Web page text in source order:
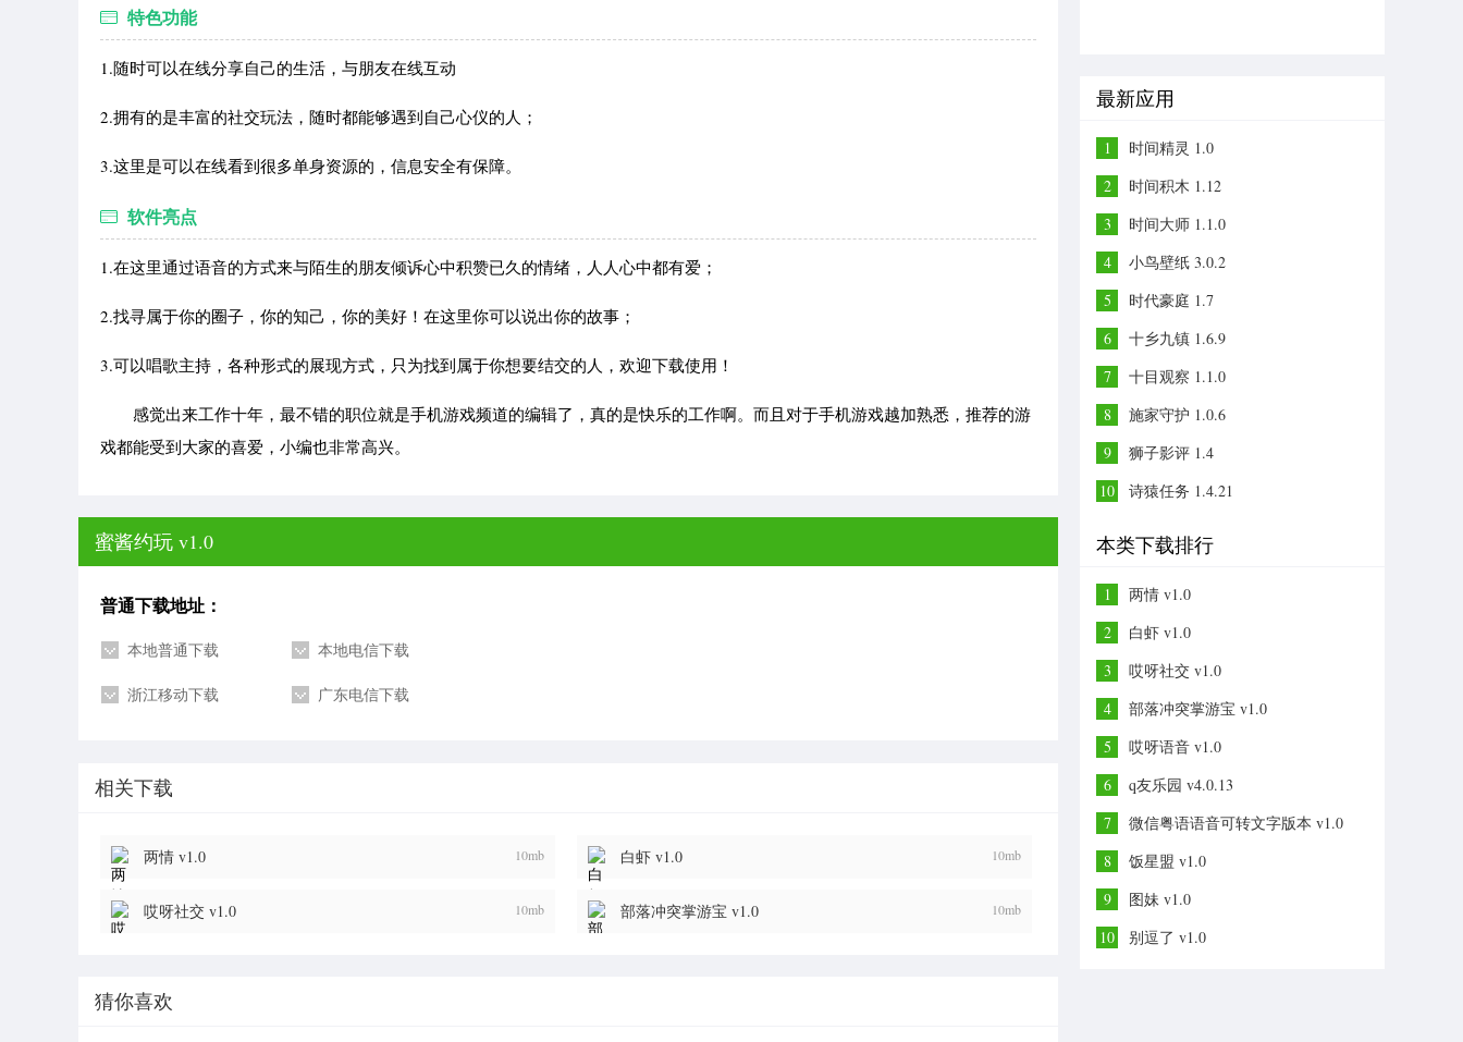
特色功能
1.随时可以在线分享自己的生活，与朋友在线互动
2.拥有的是丰富的社交玩法，随时都能够遇到自己心仪的人；
3.这里是可以在线看到很多单身资源的，信息安全有保障。
软件亮点
1.在这里通过语音的方式来与陌生的朋友倾诉心中积赞已久的情绪，人人心中都有爱；
2.找寻属于你的圈子，你的知己，你的美好！在这里你可以说出你的故事；
3.可以唱歌主持，各种形式的展现方式，只为找到属于你想要结交的人，欢迎下载使用！
感觉出来工作十年，最不错的职位就是手机游戏频道的编辑了，真的是快乐的工作啊。而且对于手机游戏越加熟悉，推荐的游
戏都能受到大家的喜爱，小编也非常高兴。
蜜酱约玩 v1.0
普通下载地址：
本地普通下载 本地电信下载
浙江移动下载 广东电信下载
相关下载
两情 v1.0 10mb 白虾 v1.0 10mb
哎呀社交 v1.0 10mb 部落冲突掌游宝 v1.0 10mb
猜你喜欢
最新应用
1
时间精灵 1.0
2
时间积木 1.12
3
时间大师 1.1.0
4
小鸟壁纸 3.0.2
5
时代豪庭 1.7
6
十乡九镇 1.6.9
7
十目观察 1.1.0
8
施家守护 1.0.6
9
狮子影评 1.4
10
诗猿任务 1.4.21
本类下载排行
1
两情 v1.0
2
白虾 v1.0
3
哎呀社交 v1.0
4
部落冲突掌游宝 v1.0
5
哎呀语音 v1.0
6
q友乐园 v4.0.13
7
微信粤语语音可转文字版本 v1.0
8
饭星盟 v1.0
9
图妹 v1.0
10
别逗了 v1.0